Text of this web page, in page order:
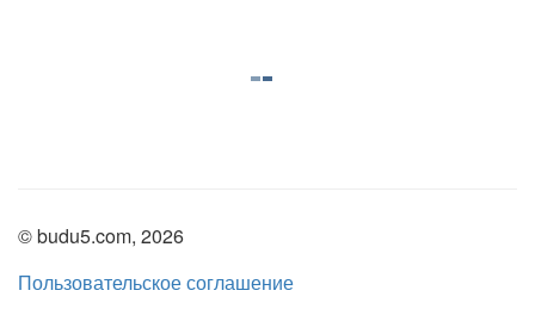
© budu5.com, 2026
Пользовательское соглашение